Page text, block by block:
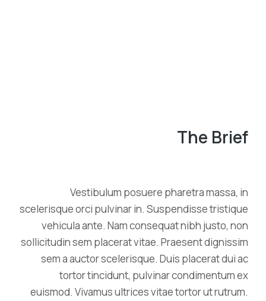
The Brief
Vestibulum posuere pharetra massa, in
scelerisque orci pulvinar in. Suspendisse tristique
vehicula ante. Nam consequat nibh justo, non
sollicitudin sem placerat vitae. Praesent dignissim
sem a auctor scelerisque. Duis placerat dui ac
tortor tincidunt, pulvinar condimentum ex
euismod. Vivamus ultrices vitae tortor ut rutrum.